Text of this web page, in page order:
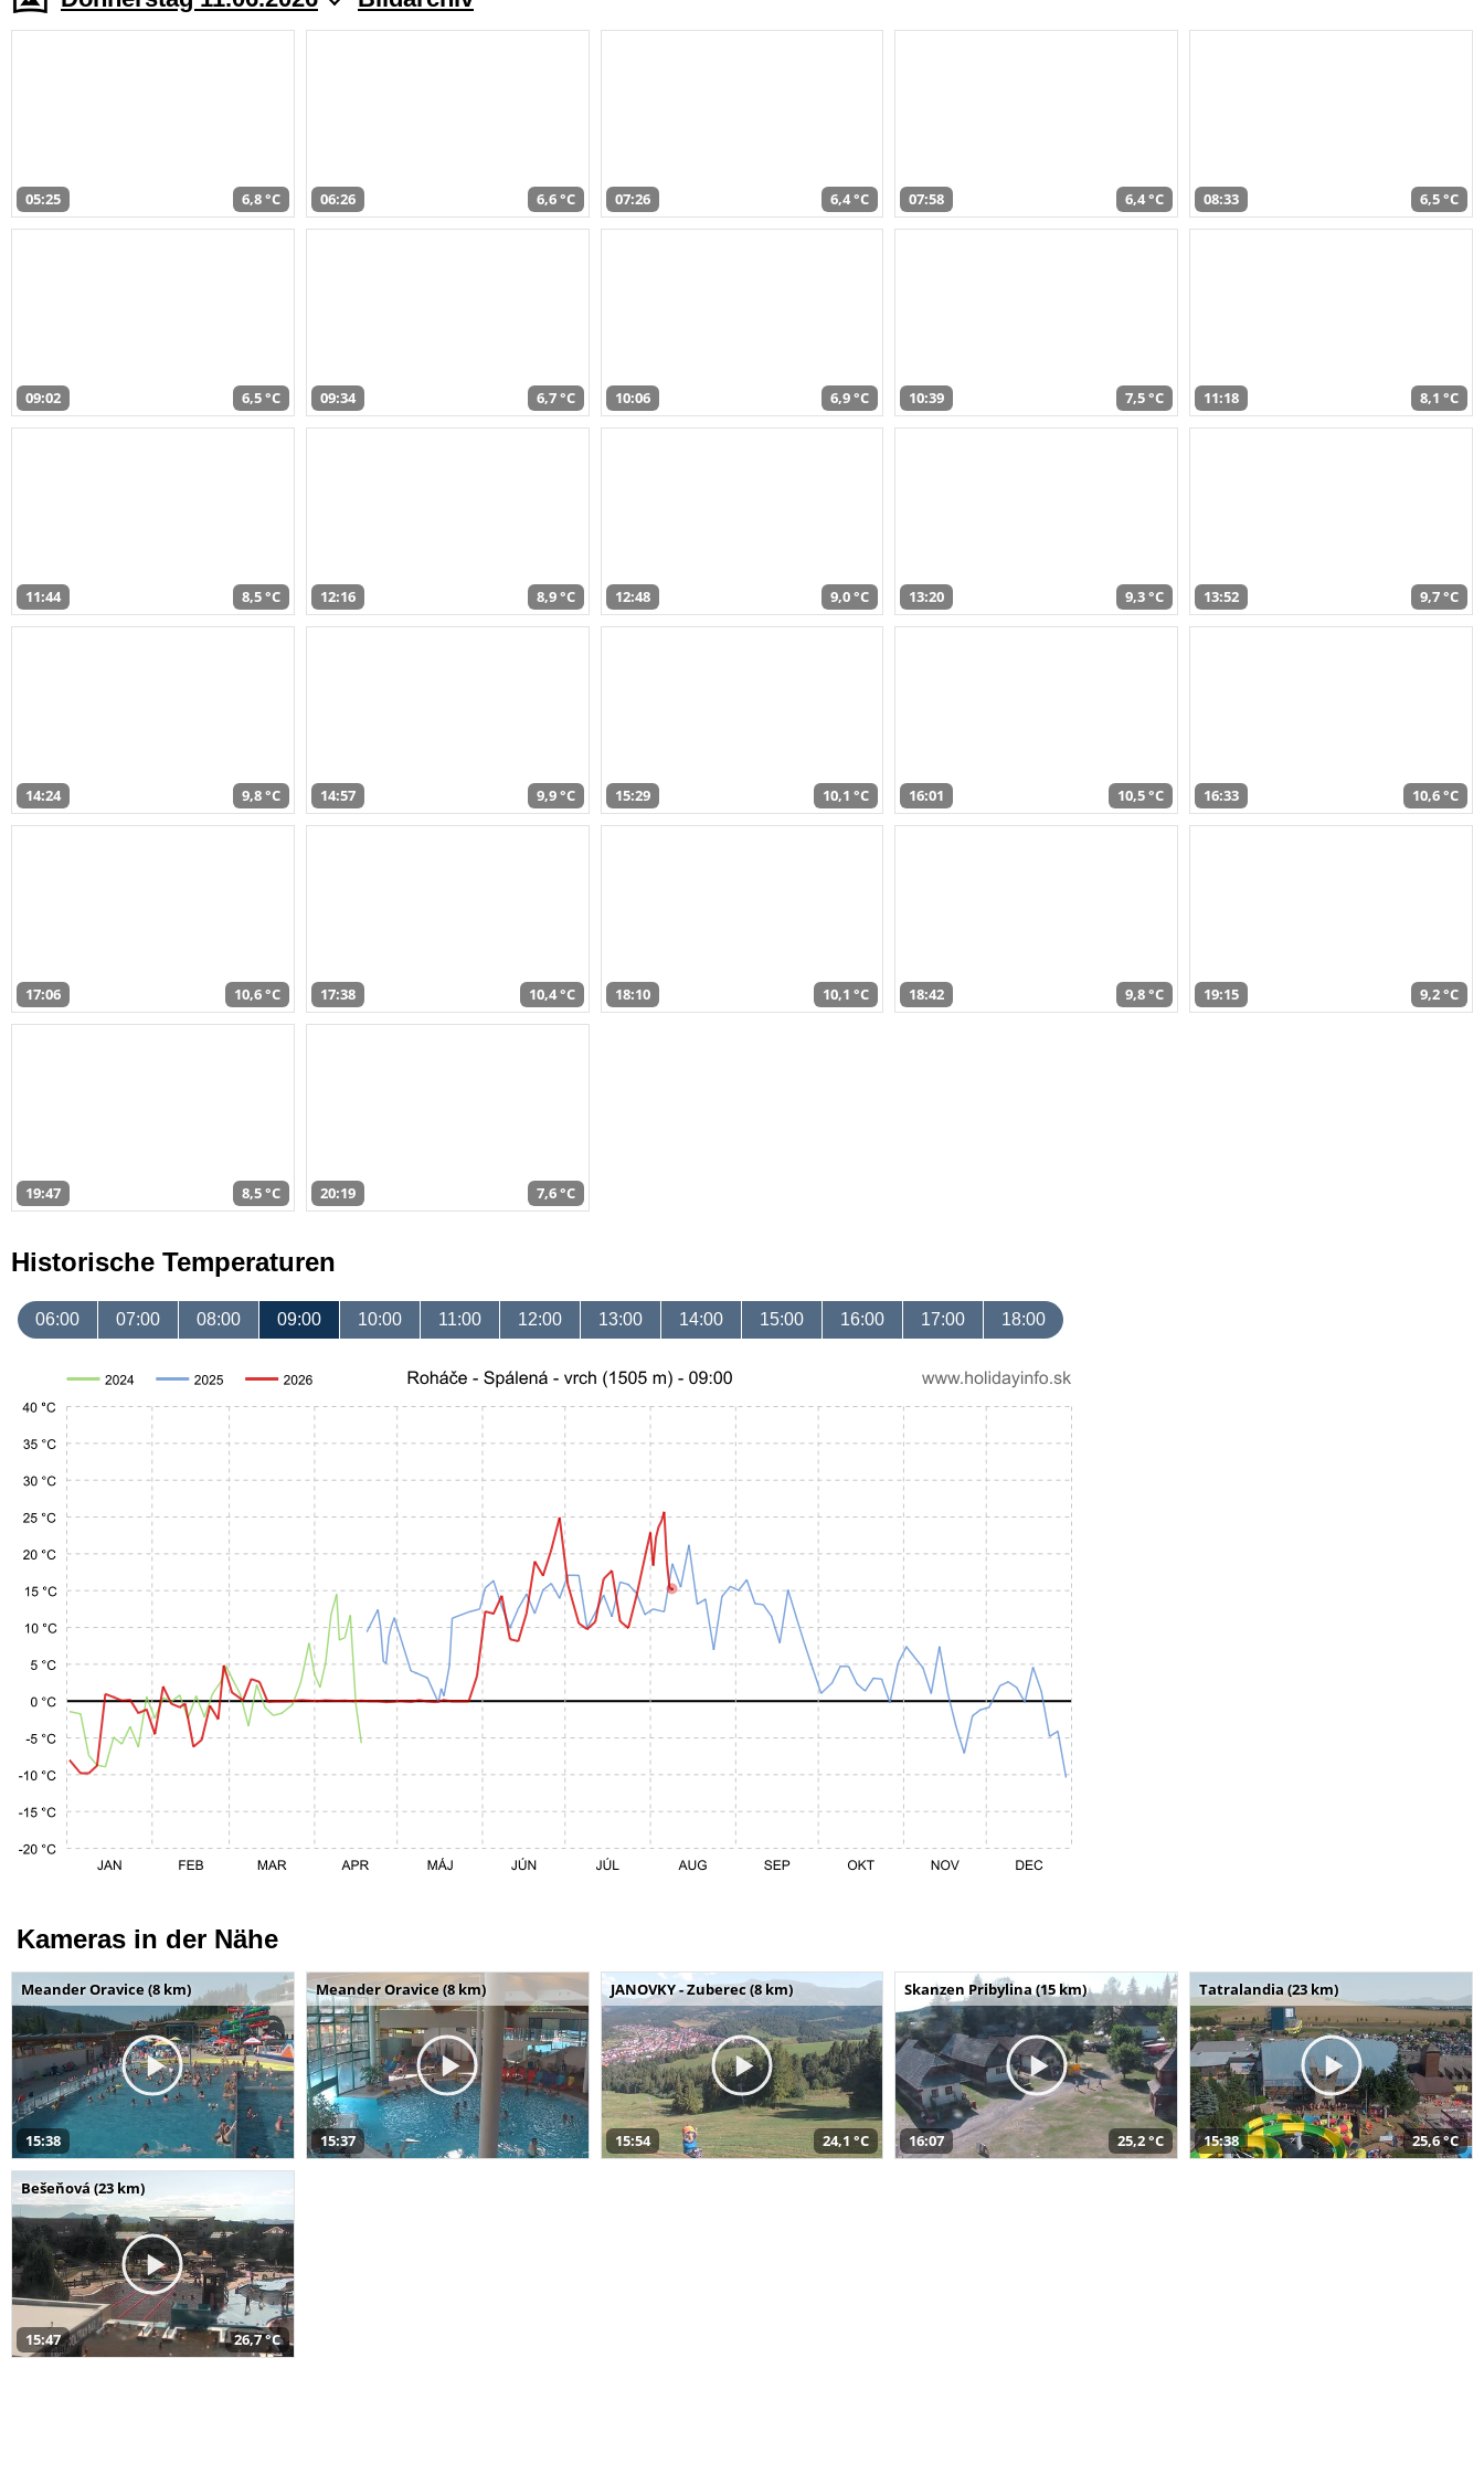
05:25 6,8 °C 06:26 6,6 °C 07:26 6,4 °C 07:58 6,4 °C 08:33 6,5 °C
09:02 6,5 °C 09:34 6,7 °C 10:06 6,9 °C 10:39 7,5 °C 11:18 8,1 °C
11:44 8,5 °C 12:16 8,9 °C 12:48 9,0 °C 13:20 9,3 °C 13:52 9,7 °C
14:24 9,8 °C 14:57 9,9 °C 15:29 10,1 °C 16:01 10,5 °C 16:33 10,6 °C
17:06 10,6 °C 17:38 10,4 °C 18:10 10,1 °C 18:42 9,8 °C 19:15 9,2 °C
19:47 8,5 °C 20:19 7,6 °C
Historische Temperaturen
06:00 07:00 08:00 09:00 10:00 11:00 12:00 13:00 14:00 15:00 16:00 17:00 18:00
Kameras in der Nähe
Meander Oravice (8 km)
15:38
Meander Oravice (8 km)
15:37
JANOVKY - Zuberec (8 km)
15:54 24,1 °C
Skanzen Pribylina (15 km)
16:07 25,2 °C
Tatralandia (23 km)
15:38 25,6 °C
Bešeňová (23 km)
15:47 26,7 °C